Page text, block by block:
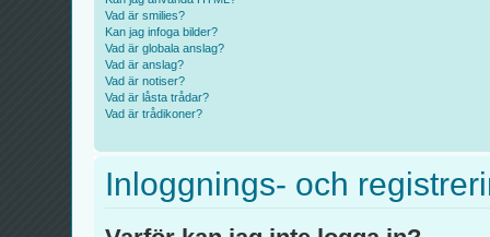
Vad är smilies?
Kan jag infoga bilder?
Vad är globala anslag?
Vad är anslag?
Vad är notiser?
Vad är låsta trådar?
Vad är trådikoner?
Inloggnings- och